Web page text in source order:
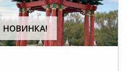
НОВИНКА!